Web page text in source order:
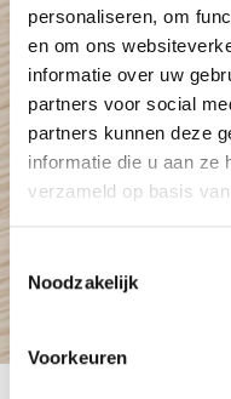
personaliseren, om
en om ons
informatie over uw
partners voor social
partners kunnen deze
informatie die u aan ze
verzameld op basis
Toestemmingsselectie
Noodzakelijk
Voorkeuren